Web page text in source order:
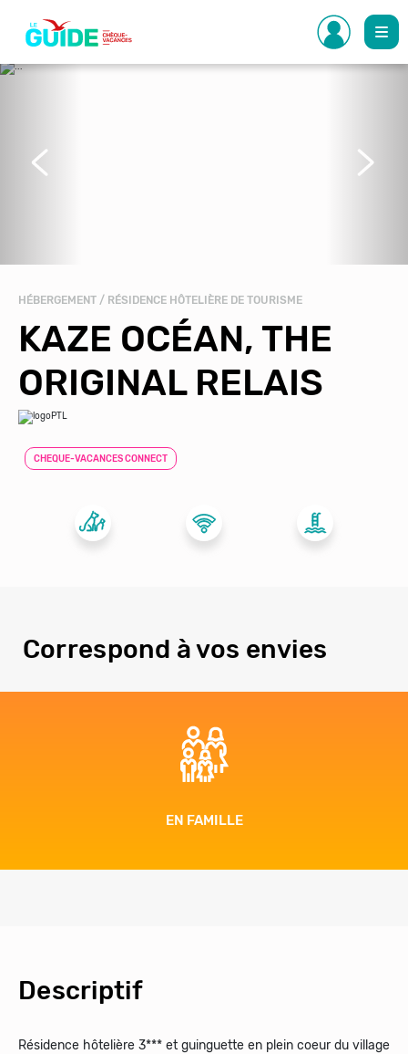
contenu
principal
HÉBERGEMENT / RÉSIDENCE HÔTELIÈRE DE TOURISME
KAZE OCÉAN, THE
ORIGINAL RELAIS
CHEQUE-VACANCES CONNECT
Précédent Suivant
Correspond à vos envies
BIEN-ÊTRE
Descriptif
Résidence hôtelière 3*** et guinguette en plein coeur du village